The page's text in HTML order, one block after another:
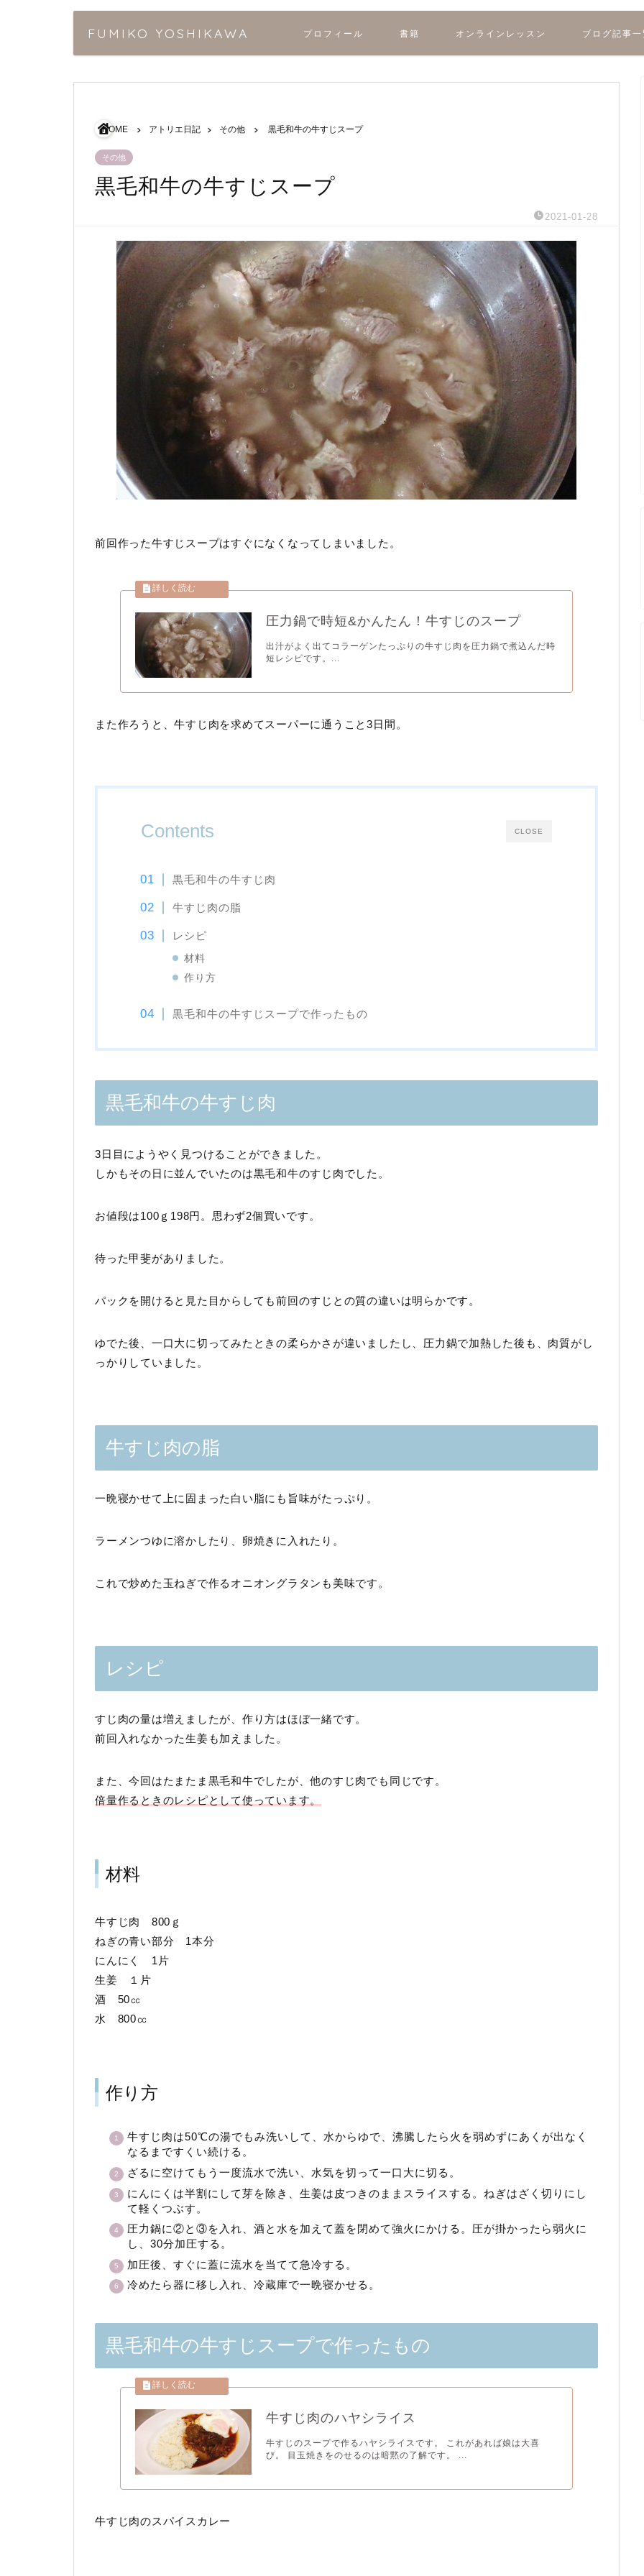
FUMIKO YOSHIKAWA プロフィール 書籍 オンラインレッスン ブログ記事一
HOME アトリエ日記 その他 黒毛和牛の牛すじスープ
その他
黒毛和牛の牛すじスープ
2021-01-28
前回作った牛すじスープはすぐになくなってしまいました。
圧力鍋で時短&かんたん！牛すじのスープ
出汁がよく出てコラーゲンたっぷりの牛すじ肉を圧力鍋で煮込んだ時
短レシピです。...
また作ろうと、牛すじ肉を求めてスーパーに通うこと3日間。
CLOSE
Contents
黒毛和牛の牛すじ肉
牛すじ肉の脂
レシピ
材料
作り方
黒毛和牛の牛すじスープで作ったもの
黒毛和牛の牛すじ肉
3日目にようやく見つけることができました。
しかもその日に並んでいたのは黒毛和牛のすじ肉でした。
お値段は100ｇ198円。思わず2個買いです。
待った甲斐がありました。
パックを開けると見た目からしても前回のすじとの質の違いは明らかです。
ゆでた後、一口大に切ってみたときの柔らかさが違いましたし、圧力鍋で加熱した後も、肉質がし
っかりしていました。
牛すじ肉の脂
一晩寝かせて上に固まった白い脂にも旨味がたっぷり。
ラーメンつゆに溶かしたり、卵焼きに入れたり。
これで炒めた玉ねぎで作るオニオングラタンも美味です。
レシピ
すじ肉の量は増えましたが、作り方はほぼ一緒です。
前回入れなかった生姜も加えました。
また、今回はたまたま黒毛和牛でしたが、他のすじ肉でも同じです。
倍量作るときのレシピとして使っています。
材料
牛すじ肉 800ｇ
ねぎの青い部分 1本分
にんにく 1片
生姜 １片
酒 50㏄
水 800㏄
作り方
牛すじ肉は50℃の湯でもみ洗いして、水からゆで、沸騰したら火を弱めずにあくが出なく
なるまですくい続ける。
ざるに空けてもう一度流水で洗い、水気を切って一口大に切る。
にんにくは半割にして芽を除き、生姜は皮つきのままスライスする。ねぎはざく切りにし
て軽くつぶす。
圧力鍋に②と③を入れ、酒と水を加えて蓋を閉めて強火にかける。圧が掛かったら弱火に
し、30分加圧する。
加圧後、すぐに蓋に流水を当てて急冷する。
冷めたら器に移し入れ、冷蔵庫で一晩寝かせる。
黒毛和牛の牛すじスープで作ったもの
牛すじ肉のハヤシライス
牛すじのスープで作るハヤシライスです。 これがあれば娘は大喜
び。 目玉焼きをのせるのは暗黙の了解です。 ...
牛すじ肉のスパイスカレー